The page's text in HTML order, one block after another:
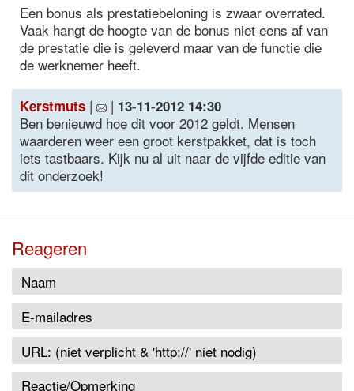
Een bonus als prestatiebeloning is zwaar overrated.
Vaak hangt de hoogte van de bonus niet eens af van
de prestatie die is geleverd maar van de functie die
de werknemer heeft.
Kerstmuts | | 13-11-2012 14:30
Ben benieuwd hoe dit voor 2012 geldt. Mensen
waarderen weer een groot kerstpakket, dat is toch
iets tastbaars. Kijk nu al uit naar de vijfde editie van
dit onderzoek!
Reageren